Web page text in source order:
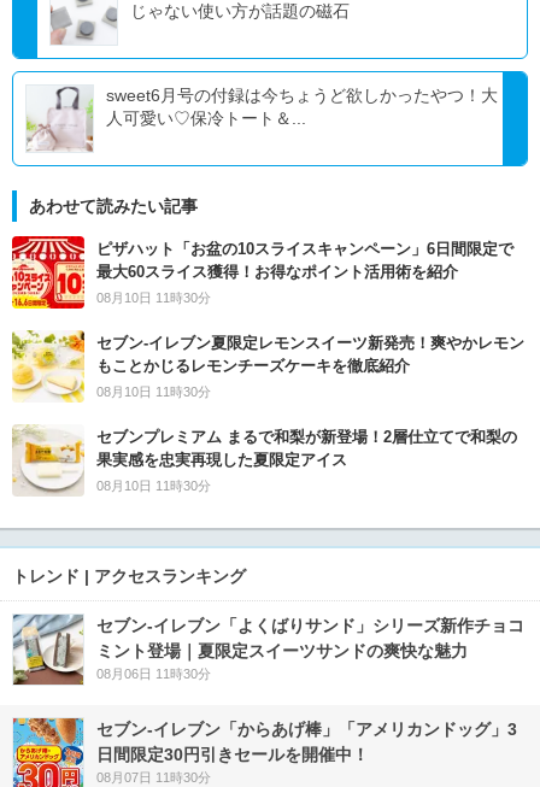
じゃない使い方が話題の磁石
sweet6月号の付録は今ちょうど欲しかったやつ！大
人可愛い♡保冷トート＆...
あわせて読みたい記事
ピザハット「お盆の10スライスキャンペーン」6日間限定で
最大60スライス獲得！お得なポイント活用術を紹介
08月10日 11時30分
セブン‐イレブン夏限定レモンスイーツ新発売！爽やかレモン
もことかじるレモンチーズケーキを徹底紹介
08月10日 11時30分
セブンプレミアム まるで和梨が新登場！2層仕立てで和梨の
果実感を忠実再現した夏限定アイス
08月10日 11時30分
トレンド | アクセスランキング
セブン‐イレブン「よくばりサンド」シリーズ新作チョコ
ミント登場｜夏限定スイーツサンドの爽快な魅力
08月06日 11時30分
セブン‐イレブン「からあげ棒」「アメリカンドッグ」3
日間限定30円引きセールを開催中！
08月07日 11時30分